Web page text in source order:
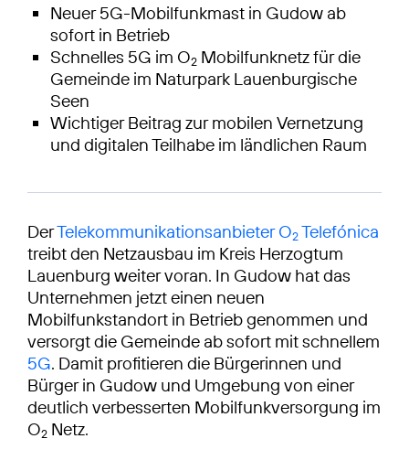
Neuer 5G-Mobilfunkmast in Gudow ab
sofort in Betrieb
Schnelles 5G im O2 Mobilfunknetz für die
Gemeinde im Naturpark Lauenburgische
Seen
Wichtiger Beitrag zur mobilen Vernetzung
und digitalen Teilhabe im ländlichen Raum
DerTelekommunikationsanbieter O2Telefónica
treibt den Netzausbau im Kreis Herzogtum
Lauenburg weiter voran. In Gudow hat das
Unternehmen jetzt einen neuen
Mobilfunkstandort in Betrieb genommen und
versorgt die Gemeinde ab sofort mit schnellem
5G. Damit profitieren die Bürgerinnen und
Bürger in Gudow und Umgebung von einer
deutlich verbesserten Mobilfunkversorgung im
O2 Netz.